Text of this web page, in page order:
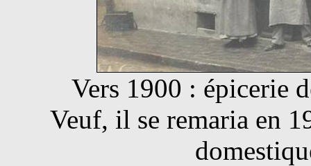
Vers 1900 : épicerie
Veuf, il se remaria en